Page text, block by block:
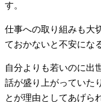
す。
仕事への取り組みも大
ておかないと不安にな
自分よりも若いのに出
話が盛り上がっていた
とが理由としてあげら